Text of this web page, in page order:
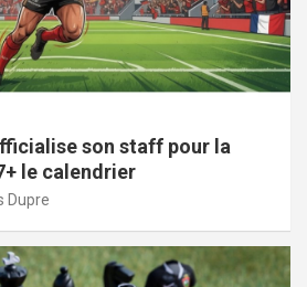
son staff pour la
le calendrier
Dupre